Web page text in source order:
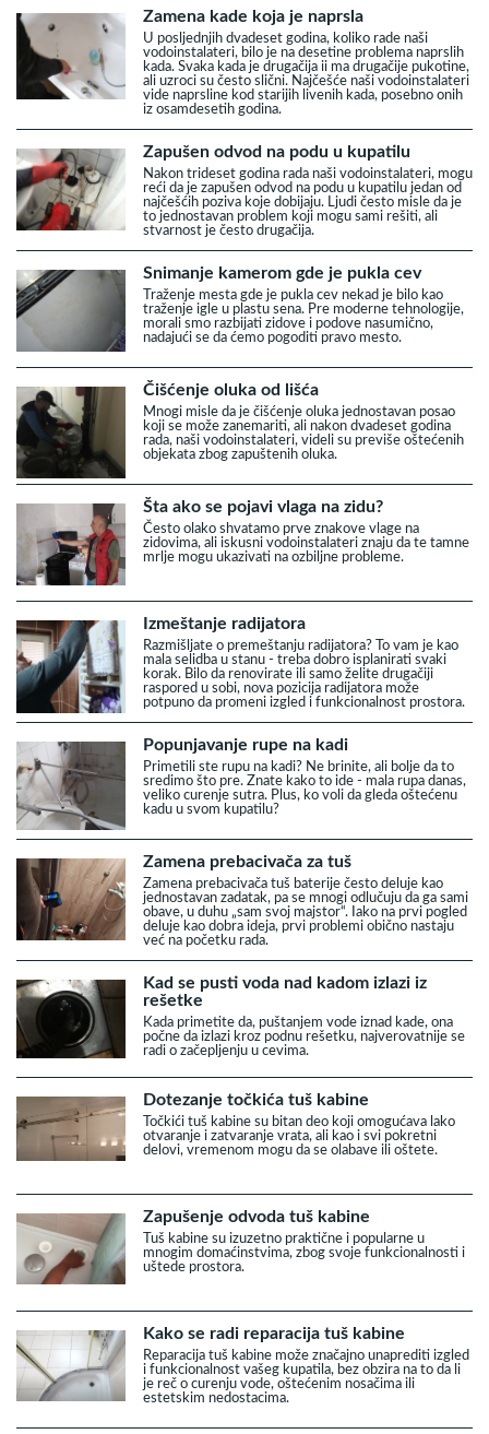
Zamena kade koja je naprsla
U posljednjih dvadeset godina, koliko rade naši
vodoinstalateri, bilo je na desetine problema naprslih
kada. Svaka kada je drugačija ii ma drugačije pukotine,
ali uzroci su često slični. Najčešće naši vodoinstalateri
vide naprsline kod starijih livenih kada, posebno onih
iz osamdesetih godina.
Zapušen odvod na podu u kupatilu
Nakon trideset godina rada naši vodoinstalateri, mogu
reći da je zapušen odvod na podu u kupatilu jedan od
najčešćih poziva koje dobijaju. Ljudi često misle da je
to jednostavan problem koji mogu sami rešiti, ali
stvarnost je često drugačija.
Snimanje kamerom gde je pukla cev
Traženje mesta gde je pukla cev nekad je bilo kao
traženje igle u plastu sena. Pre moderne tehnologije,
morali smo razbijati zidove i podove nasumično,
nadajući se da ćemo pogoditi pravo mesto.
Čišćenje oluka od lišća
Mnogi misle da je čišćenje oluka jednostavan posao
koji se može zanemariti, ali nakon dvadeset godina
rada, naši vodoinstalateri, videli su previše oštećenih
objekata zbog zapuštenih oluka.
Šta ako se pojavi vlaga na zidu?
Često olako shvatamo prve znakove vlage na
zidovima, ali iskusni vodoinstalateri znaju da te tamne
mrlje mogu ukazivati na ozbiljne probleme.
Izmeštanje radijatora
Razmišljate o premeštanju radijatora? To vam je kao
mala selidba u stanu - treba dobro isplanirati svaki
korak. Bilo da renovirate ili samo želite drugačiji
raspored u sobi, nova pozicija radijatora može
potpuno da promeni izgled i funkcionalnost prostora.
Popunjavanje rupe na kadi
Primetili ste rupu na kadi? Ne brinite, ali bolje da to
sredimo što pre. Znate kako to ide - mala rupa danas,
veliko curenje sutra. Plus, ko voli da gleda oštećenu
kadu u svom kupatilu?
Zamena prebacivača za tuš
Zamena prebacivača tuš baterije često deluje kao
jednostavan zadatak, pa se mnogi odlučuju da ga sami
obave, u duhu „sam svoj majstor“. Iako na prvi pogled
deluje kao dobra ideja, prvi problemi obično nastaju
već na početku rada.
Kad se pusti voda nad kadom izlazi iz
rešetke
Kada primetite da, puštanjem vode iznad kade, ona
počne da izlazi kroz podnu rešetku, najverovatnije se
radi o začepljenju u cevima.
Dotezanje točkića tuš kabine
Točkići tuš kabine su bitan deo koji omogućava lako
otvaranje i zatvaranje vrata, ali kao i svi pokretni
delovi, vremenom mogu da se olabave ili oštete.
Zapušenje odvoda tuš kabine
Tuš kabine su izuzetno praktične i popularne u
mnogim domaćinstvima, zbog svoje funkcionalnosti i
uštede prostora.
Kako se radi reparacija tuš kabine
Reparacija tuš kabine može značajno unaprediti izgled
i funkcionalnost vašeg kupatila, bez obzira na to da li
je reč o curenju vode, oštećenim nosačima ili
estetskim nedostacima.